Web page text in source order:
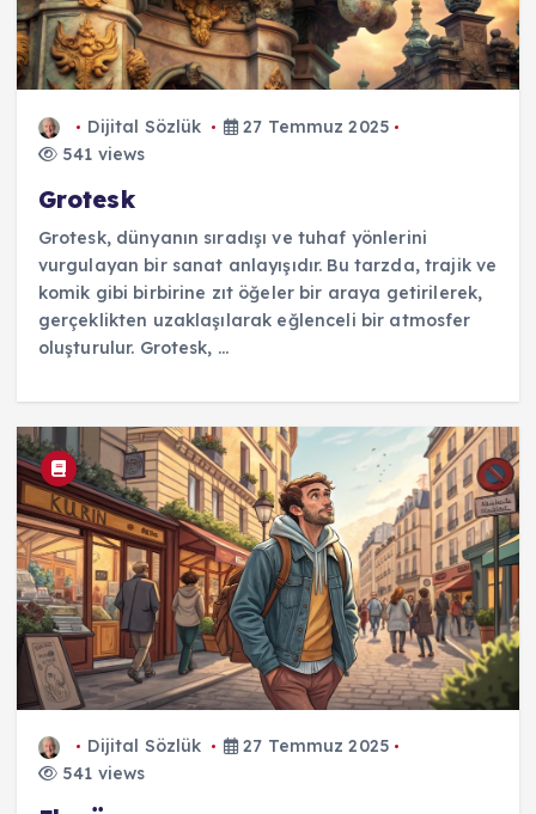
Dijital Sözlük
27 Temmuz 2025
541 views
Grotesk
Grotesk, dünyanın sıradışı ve tuhaf yönlerini
vurgulayan bir sanat anlayışıdır. Bu tarzda, trajik ve
komik gibi birbirine zıt öğeler bir araya getirilerek,
gerçeklikten uzaklaşılarak eğlenceli bir atmosfer
oluşturulur. Grotesk, ...
Dijital Sözlük
27 Temmuz 2025
541 views